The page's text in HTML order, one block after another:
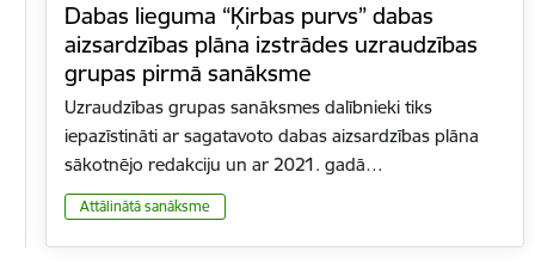
Dabas lieguma “Ķirbas purvs” dabas
aizsardzības plāna izstrādes uzraudzības
grupas pirmā sanāksme
Uzraudzības grupas sanāksmes dalībnieki tiks
iepazīstināti ar sagatavoto dabas aizsardzības plāna
sākotnējo redakciju un ar 2021. gadā…
Attālinātā sanāksme